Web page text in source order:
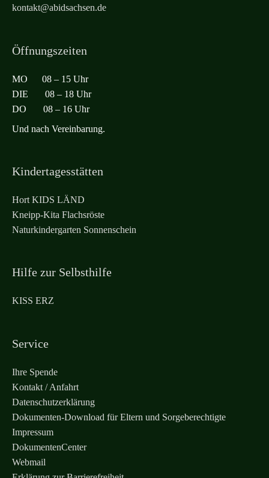
kontakt@abidsachsen.de
Öffnungszeiten
MO 08 – 15 Uhr
DIE 08 – 18 Uhr
DO 08 – 16 Uhr
Und nach Vereinbarung.
Kindertagesstätten
Hort KIDS LÄND
Kneipp-Kita Flachsröste
Naturkindergarten Sonnenschein
Hilfe zur Selbsthilfe
KISS ERZ
Service
Ihre Spende
Kontakt / Anfahrt
Datenschutzerklärung
Dokumenten-Download für Eltern und Sorgeberechtigte
Impressum
DokumentenCenter
Webmail